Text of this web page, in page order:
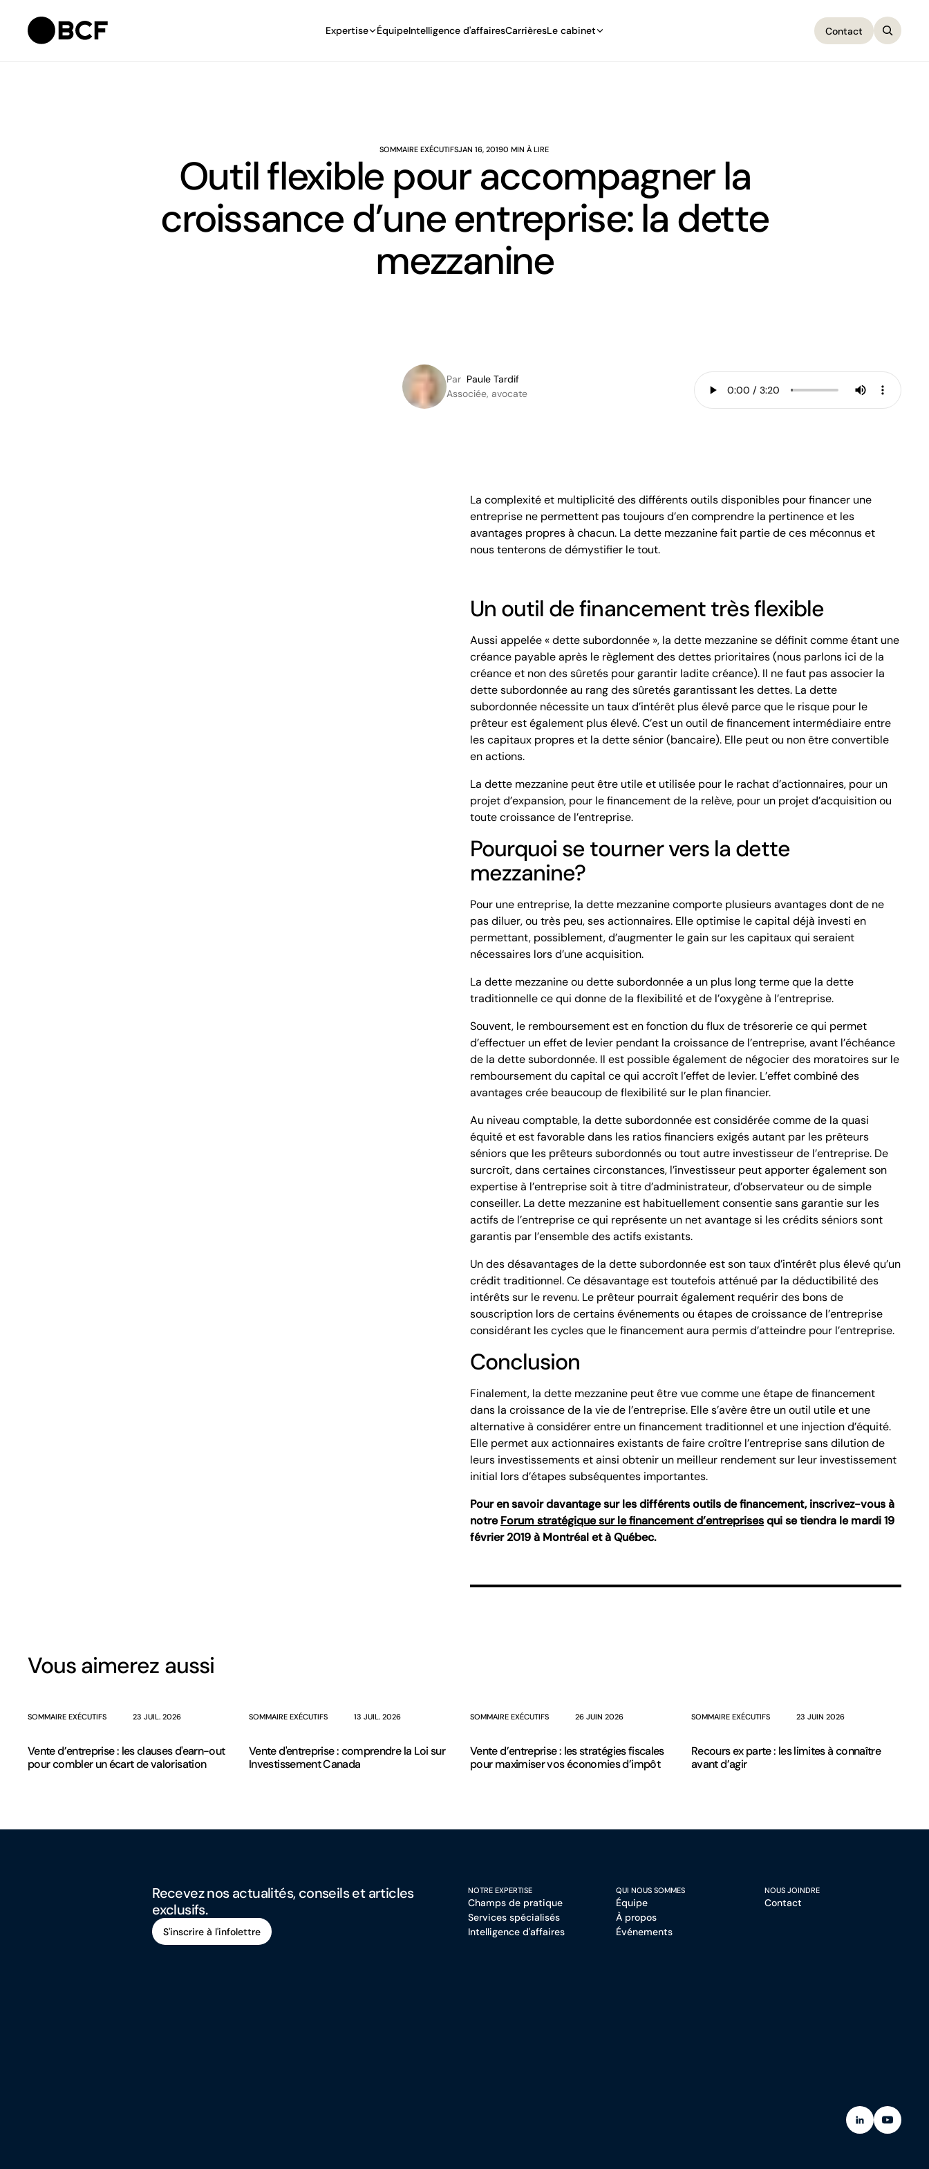
Expertise ÉquipeIntelligence d'affairesCarrièresLe cabinet Contact
SOMMAIRE EXÉCUTIFSJAN 16, 20190 MIN À LIRE
Outil flexible pour accompagner la
croissance d’une entreprise: la dette
mezzanine
Par Paule Tardif
Associée, avocate
La complexité et multiplicité des différents outils disponibles pour financer une
entreprise ne permettent pas toujours d’en comprendre la pertinence et les
avantages propres à chacun. La dette mezzanine fait partie de ces méconnus et
nous tenterons de démystifier le tout.
Un outil de financement très flexible
Aussi appelée « dette subordonnée », la dette mezzanine se définit comme étant une
créance payable après le règlement des dettes prioritaires (nous parlons ici de la
créance et non des sûretés pour garantir ladite créance). Il ne faut pas associer la
dette subordonnée au rang des sûretés garantissant les dettes. La dette
subordonnée nécessite un taux d’intérêt plus élevé parce que le risque pour le
prêteur est également plus élevé. C’est un outil de financement intermédiaire entre
les capitaux propres et la dette sénior (bancaire). Elle peut ou non être convertible
en actions.
La dette mezzanine peut être utile et utilisée pour le rachat d’actionnaires, pour un
projet d’expansion, pour le financement de la relève, pour un projet d’acquisition ou
toute croissance de l’entreprise.
Pourquoi se tourner vers la dette
mezzanine?
Pour une entreprise, la dette mezzanine comporte plusieurs avantages dont de ne
pas diluer, ou très peu, ses actionnaires. Elle optimise le capital déjà investi en
permettant, possiblement, d’augmenter le gain sur les capitaux qui seraient
nécessaires lors d’une acquisition.
La dette mezzanine ou dette subordonnée a un plus long terme que la dette
traditionnelle ce qui donne de la flexibilité et de l’oxygène à l’entreprise.
Souvent, le remboursement est en fonction du flux de trésorerie ce qui permet
d’effectuer un effet de levier pendant la croissance de l’entreprise, avant l’échéance
de la dette subordonnée. Il est possible également de négocier des moratoires sur le
remboursement du capital ce qui accroît l’effet de levier. L’effet combiné des
avantages crée beaucoup de flexibilité sur le plan financier.
Au niveau comptable, la dette subordonnée est considérée comme de la quasi
équité et est favorable dans les ratios financiers exigés autant par les prêteurs
séniors que les prêteurs subordonnés ou tout autre investisseur de l’entreprise. De
surcroît, dans certaines circonstances, l’investisseur peut apporter également son
expertise à l’entreprise soit à titre d’administrateur, d’observateur ou de simple
conseiller. La dette mezzanine est habituellement consentie sans garantie sur les
actifs de l’entreprise ce qui représente un net avantage si les crédits séniors sont
garantis par l’ensemble des actifs existants.
Un des désavantages de la dette subordonnée est son taux d’intérêt plus élevé qu’un
crédit traditionnel. Ce désavantage est toutefois atténué par la déductibilité des
intérêts sur le revenu. Le prêteur pourrait également requérir des bons de
souscription lors de certains événements ou étapes de croissance de l’entreprise
considérant les cycles que le financement aura permis d’atteindre pour l’entreprise.
Conclusion
Finalement, la dette mezzanine peut être vue comme une étape de financement
dans la croissance de la vie de l’entreprise. Elle s’avère être un outil utile et une
alternative à considérer entre un financement traditionnel et une injection d’équité.
Elle permet aux actionnaires existants de faire croître l’entreprise sans dilution de
leurs investissements et ainsi obtenir un meilleur rendement sur leur investissement
initial lors d’étapes subséquentes importantes.
Pour en savoir davantage sur les différents outils de financement, inscrivez-vous à
notreForum stratégique sur le financement d’entreprisesqui se tiendra le mardi 19
février 2019 à Montréal et à Québec.
Vous aimerez aussi
SOMMAIRE EXÉCUTIFS 23 JUIL. 2026
Vente d’entreprise : les clauses d'earn-out
pour combler un écart de valorisation
SOMMAIRE EXÉCUTIFS 13 JUIL. 2026
Vente d'entreprise : comprendre la Loi sur
Investissement Canada
SOMMAIRE EXÉCUTIFS 26 JUIN 2026
Vente d’entreprise : les stratégies fiscales
pour maximiser vos économies d’impôt
SOMMAIRE EXÉCUTIFS 23 JUIN 2026
Recours ex parte : les limites à connaître
avant d’agir
Recevez nos actualités, conseils et articles
exclusifs.
S'inscrire à l'infolettre
NOTRE EXPERTISE
Champs de pratique
Services spécialisés
Intelligence d'affaires
QUI NOUS SOMMES
Équipe
À propos
Événements
NOUS JOINDRE
Contact
(Ouvre dans
(Ouvre